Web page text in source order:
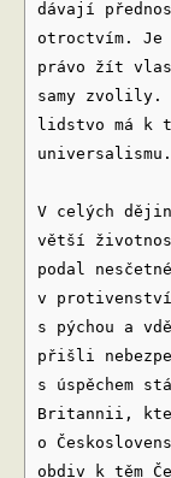
dávají
otroctvím. Je
právo žít
samy zvolily.
lidstvo má k
universalismu.
V celých
větší
podal
v
s pýchou a
přišli
s úspěchem
Britannii,
o
obdiv k těm